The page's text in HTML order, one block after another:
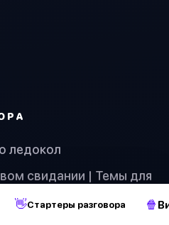
👋Стартеры разговора 🍿
ледокол
свидании | Темы для
каламбуров, чтобы